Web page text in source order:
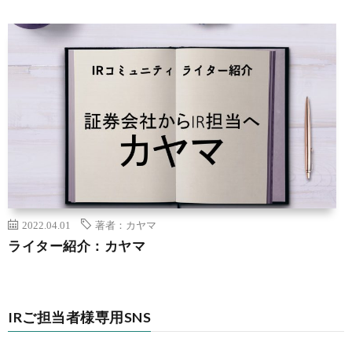
2022.04.01 著者：カヤマ
ライター紹介：カヤマ
IRご担当者様専用SNS